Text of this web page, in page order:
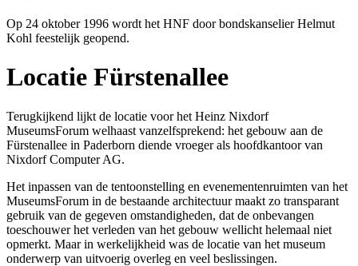
Op 24 oktober 1996 wordt het HNF door bondskanselier Helmut
Kohl feestelijk geopend.
Locatie Fürstenallee
Terugkijkend lijkt de locatie voor het Heinz Nixdorf
MuseumsForum welhaast vanzelfsprekend: het gebouw aan de
Fürstenallee in Paderborn diende vroeger als hoofdkantoor van
Nixdorf Computer AG.
Het inpassen van de tentoonstelling en evenementenruimten van het
MuseumsForum in de bestaande architectuur maakt zo transparant
gebruik van de gegeven omstandigheden, dat de onbevangen
toeschouwer het verleden van het gebouw wellicht helemaal niet
opmerkt. Maar in werkelijkheid was de locatie van het museum
onderwerp van uitvoerig overleg en veel beslissingen.